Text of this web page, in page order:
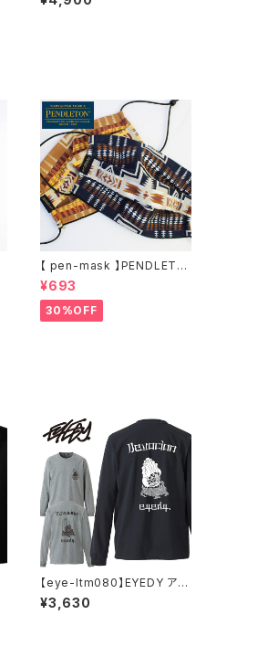
ワットイットイズント) アートバ
【 pen-mask 】PENDLETO
N ペンドルトン ファッション
マスク アウトドア フリーサイ
ズ アウトドア 通勤 通学 通気
性 マスク 乾燥しない 蒸れな
¥693
30%OFF
【eye-ltm080】EYEDY アイ
ディー 大きいサイズ メンズ ロ
ングtシャツ ロンt GASYO ブ
¥3,630